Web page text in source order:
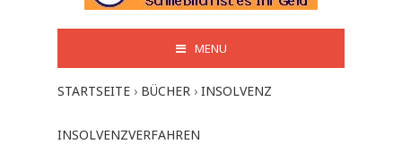
MENU
STARTSEITE › BÜCHER › INSOLVENZ
INSOLVENZVERFAHREN